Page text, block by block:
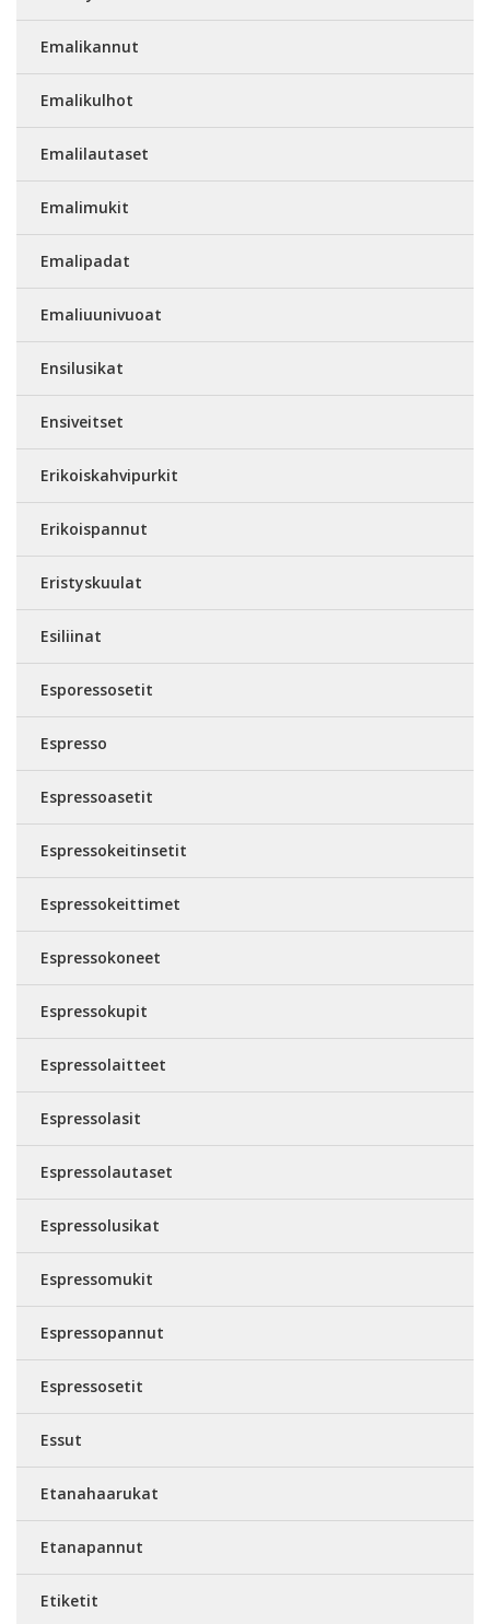
Emalikannut
Emalikulhot
Emalilautaset
Emalimukit
Emalipadat
Emaliuunivuoat
Ensilusikat
Ensiveitset
Erikoiskahvipurkit
Erikoispannut
Eristyskuulat
Esiliinat
Esporessosetit
Espresso
Espressoasetit
Espressokeitinsetit
Espressokeittimet
Espressokoneet
Espressokupit
Espressolaitteet
Espressolasit
Espressolautaset
Espressolusikat
Espressomukit
Espressopannut
Espressosetit
Essut
Etanahaarukat
Etanapannut
Etiketit